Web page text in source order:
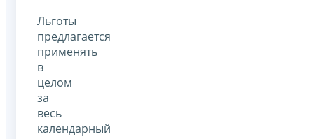
Льготы
предлагается
применять
в
целом
за
весь
календарный